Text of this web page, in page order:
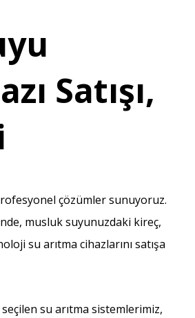
Satışı,
çözümler sunuyoruz.
musluk suyunuzdaki kireç,
su arıtma cihazlarını satışa
su arıtma sistemlerimiz,